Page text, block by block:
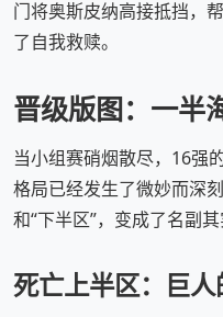
门将奥斯皮纳高接抵挡，
了自我救赎。
晋级版图：一半
当小组赛硝烟散尽，16强
格局已经发生了微妙而深
和“下半区”，变成了名副其
死亡上半区：巨